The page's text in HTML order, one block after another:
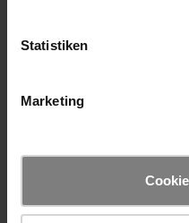
Statistiken
Marketing